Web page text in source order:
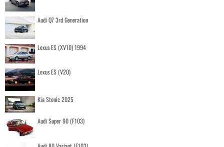
Audi Q7 3rd Generation
Lexus ES (XV10) 1994
Lexus ES (V20)
Kia Stonic 2025
Audi Super 90 (F103)